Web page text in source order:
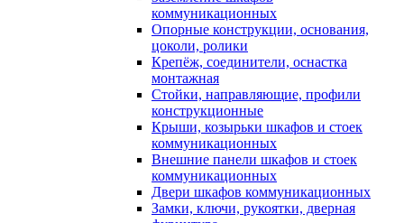
коммуникационных
Опорные конструкции, основания,
цоколи, ролики
Крепёж, соединители, оснастка
монтажная
Стойки, направляющие, профили
конструкционные
Крыши, козырьки шкафов и стоек
коммуникационных
Внешние панели шкафов и стоек
коммуникационных
Двери шкафов коммуникационных
Замки, ключи, рукоятки, дверная